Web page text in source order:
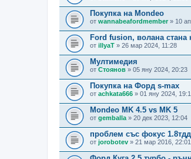
Покупка на Mondeo
от wannabeafordmember » 10
Ford fusion, волана стана
от illyaT » 26 мар 2024, 11:28
Мултимедия
от Стоянов » 05 яну 2024, 20:23
Покупка на Форд s-max
от achkata666 » 01 яну 2024,
Mondeo MK 4.5 vs MK 5
от gemballa» 20 дек 2023, 12:04
проблем със фокус
от jorobotev » 21 мар 2016, 22:01